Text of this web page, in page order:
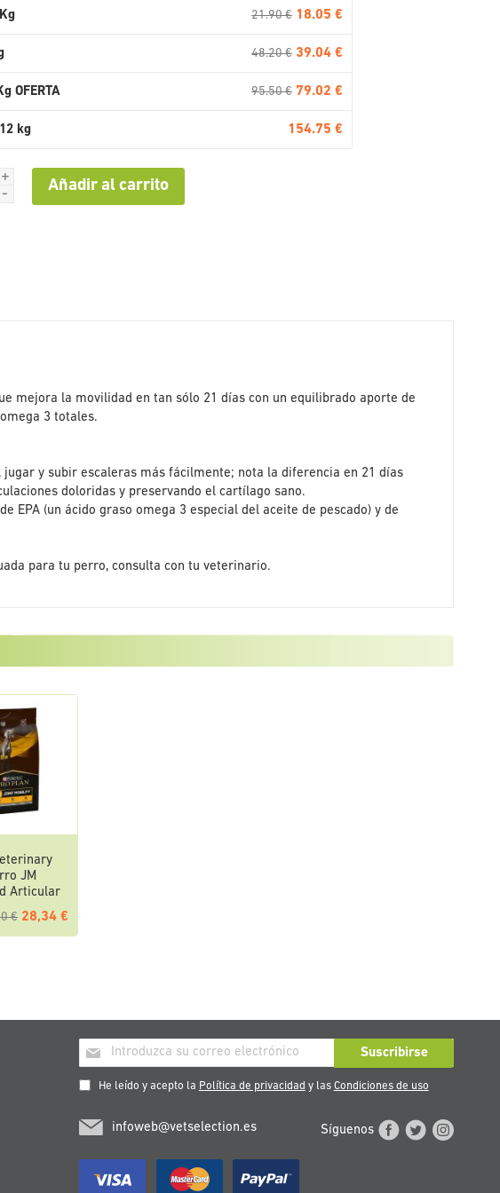
21.90 € 18.05 €
48.20 € 39.04 €
OFERTA 95.50 € 79.02 €
kg 154.75 €
+
-
Añadir al carrito
la movilidad en tan sólo 21 días con un equilibrado aporte de
3 totales.
y subir escaleras más fácilmente; nota la diferencia en 21 días
doloridas y preservando el cartílago sano.
(un ácido graso omega 3 especial del aceite de pescado) y de
para tu perro, consulta con tu veterinario.
JM
Articular
€ 28,34 €
Inscríbase
a
nuestro
de
Suscribirse
He leído y acepto la Política de privacidad y las Condiciones de uso
infoweb@vetselection.es Síguenos